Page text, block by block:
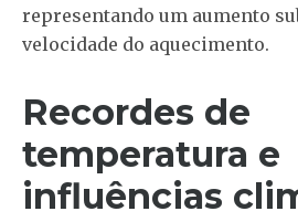
representando um aumento
velocidade do aquecimento.
Recordes de
temperatura e
influências